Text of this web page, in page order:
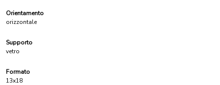
Orientamento
orizzontale
Supporto
vetro
Formato
13x18